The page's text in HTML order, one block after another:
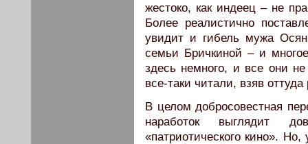
жестоко, как индеец – не
Более реалистично
увидит и гибель мужа
семьи Бричкиной – и
здесь немного, и все они
все-таки читали, взяв
В целом добросовестная
наработок выглядит
«патриотического кино».